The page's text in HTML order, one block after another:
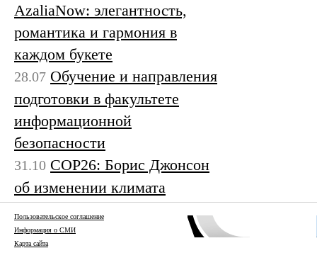
AzaliaNow: элегантность,
романтика и гармония в
каждом букете
28.07 Обучение и направления
подготовки в факультете
информационной
безопасности
31.10 COP26: Борис Джонсон
об изменении климата
Пользовательское соглашение
Информация о СМИ
Карта сайта